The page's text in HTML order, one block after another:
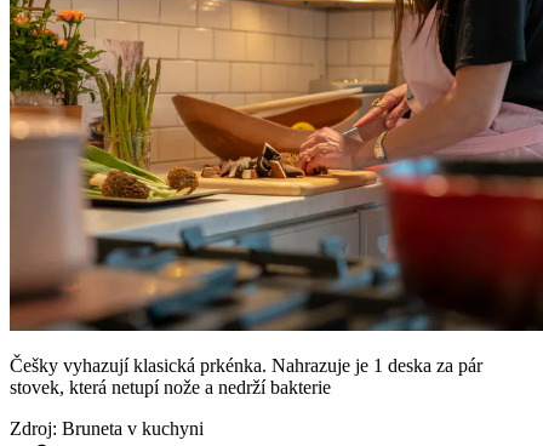
Češky vyhazují klasická prkénka. Nahrazuje je 1 deska za pár
stovek, která netupí nože a nedrží bakterie
Zdroj: Bruneta v kuchyni